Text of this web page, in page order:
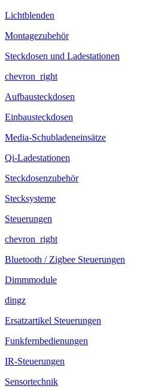
Lichtblenden
Montagezubehör
Steckdosen und Ladestationen
chevron_right
Aufbausteckdosen
Einbausteckdosen
Media-Schubladeneinsätze
Qi-Ladestationen
Steckdosenzubehör
Stecksysteme
Steuerungen
chevron_right
Bluetooth / Zigbee Steuerungen
Dimmmodule
dingz
Ersatzartikel Steuerungen
Funkfernbedienungen
IR-Steuerungen
Sensortechnik